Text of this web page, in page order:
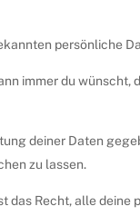
persönliche
immer du
deiner Daten
zu lassen.
das Recht, alle